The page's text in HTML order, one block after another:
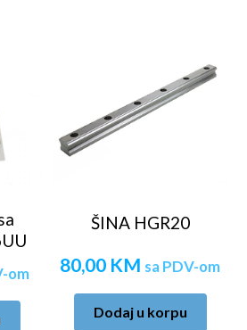
om
ŠINA HGR20
80,00 KM sa PDV-om
Dodaj u korpu